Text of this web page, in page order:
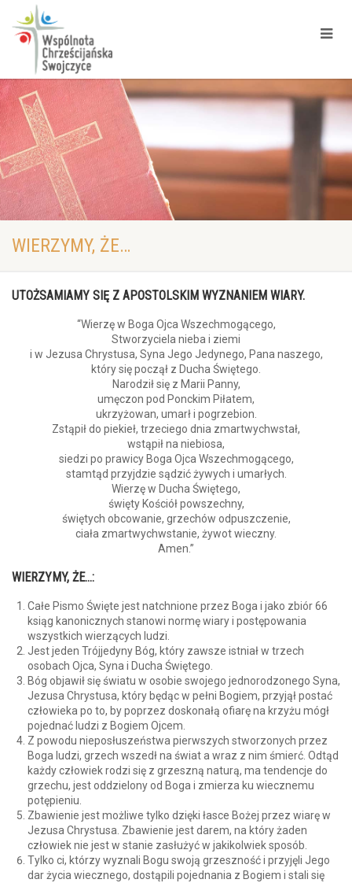
WIERZYMY, ŻE…
UTOŻSAMIAMY SIĘ Z APOSTOLSKIM WYZNANIEM WIARY.
“Wierzę w Boga Ojca Wszechmogącego,
Stworzyciela nieba i ziemi
i w Jezusa Chrystusa, Syna Jego Jedynego, Pana naszego,
który się począł z Ducha Świętego.
Narodził się z Marii Panny,
umęczon pod Ponckim Piłatem,
ukrzyżowan, umarł i pogrzebion.
Zstąpił do piekieł, trzeciego dnia zmartwychwstał,
wstąpił na niebiosa,
siedzi po prawicy Boga Ojca Wszechmogącego,
stamtąd przyjdzie sądzić żywych i umarłych.
Wierzę w Ducha Świętego,
święty Kościół powszechny,
świętych obcowanie, grzechów odpuszczenie,
ciała zmartwychwstanie, żywot wieczny.
Amen.”
WIERZYMY, ŻE…:
Całe Pismo Święte jest natchnione przez Boga i jako zbiór 66
ksiąg kanonicznych stanowi normę wiary i postępowania
wszystkich wierzących ludzi.
Jest jeden Trójjedyny Bóg, który zawsze istniał w trzech
osobach Ojca, Syna i Ducha Świętego.
Bóg objawił się światu w osobie swojego jednorodzonego Syna,
Jezusa Chrystusa, który będąc w pełni Bogiem, przyjął postać
człowieka po to, by poprzez doskonałą ofiarę na krzyżu mógł
pojednać ludzi z Bogiem Ojcem.
Z powodu nieposłuszeństwa pierwszych stworzonych przez
Boga ludzi, grzech wszedł na świat a wraz z nim śmierć. Odtąd
każdy człowiek rodzi się z grzeszną naturą, ma tendencje do
grzechu, jest oddzielony od Boga i zmierza ku wiecznemu
potępieniu.
Zbawienie jest możliwe tylko dzięki łasce Bożej przez wiarę w
Jezusa Chrystusa. Zbawienie jest darem, na który żaden
człowiek nie jest w stanie zasłużyć w jakikolwiek sposób.
Tylko ci, którzy wyznali Bogu swoją grzeszność i przyjęli Jego
dar życia wiecznego, dostąpili pojednania z Bogiem i stali się